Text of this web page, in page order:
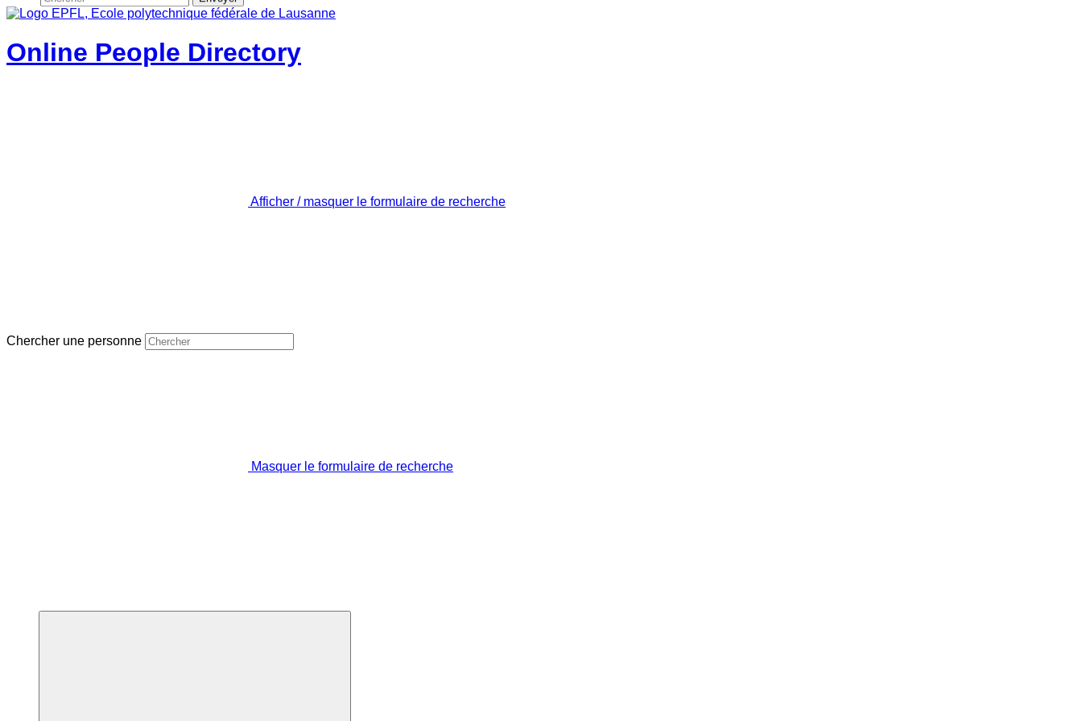
Online People Directory
Afficher / masquer le formulaire de recherche
Chercher une personne
Masquer le formulaire de recherche